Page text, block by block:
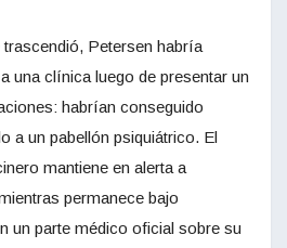
Petersen habría
una clínica luego de presentar un
habrían conseguido
a un pabellón psiquiátrico. El
mantiene en alerta a
permanece bajo
un parte médico oficial sobre su